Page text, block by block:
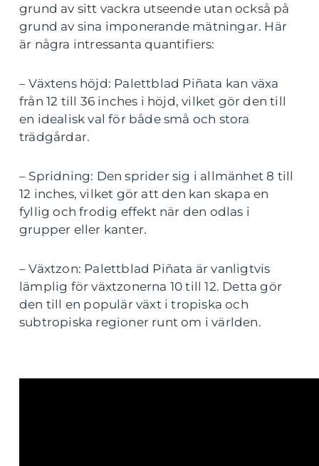
grund av sitt vackra utseende utan också på
grund av sina imponerande mätningar. Här
är några intressanta quantifiers:
– Växtens höjd: Palettblad Piñata kan växa
från 12 till 36 inches i höjd, vilket gör den till
en idealisk val för både små och stora
trädgårdar.
– Spridning: Den sprider sig i allmänhet 8 till
12 inches, vilket gör att den kan skapa en
fyllig och frodig effekt när den odlas i
grupper eller kanter.
– Växtzon: Palettblad Piñata är vanligtvis
lämplig för växtzonerna 10 till 12. Detta gör
den till en populär växt i tropiska och
subtropiska regioner runt om i världen.